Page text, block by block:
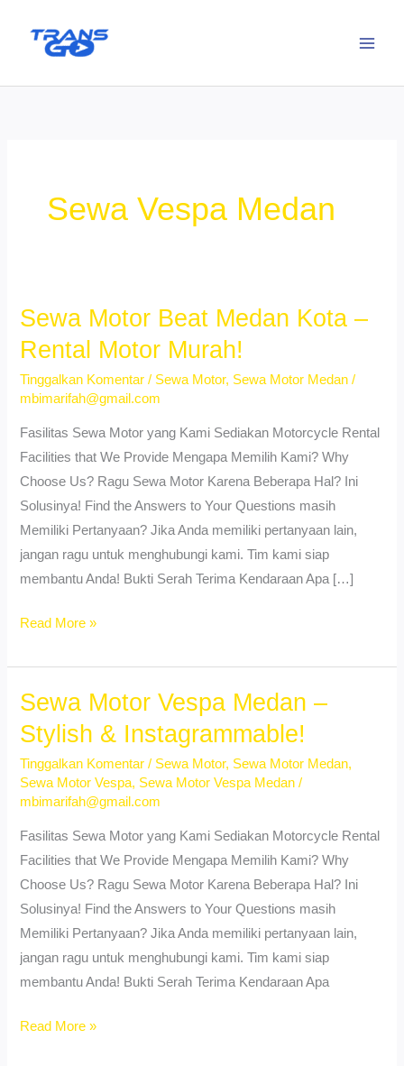
Sewa Vespa Medan
Sewa Motor Beat Medan Kota –
Rental Motor Murah!
Tinggalkan Komentar / Sewa Motor, Sewa Motor Medan /
mbimarifah@gmail.com
Fasilitas Sewa Motor yang Kami Sediakan Motorcycle Rental
Facilities that We Provide Mengapa Memilih Kami? Why
Choose Us? Ragu Sewa Motor Karena Beberapa Hal? Ini
Solusinya! Find the Answers to Your Questions masih
Memiliki Pertanyaan? Jika Anda memiliki pertanyaan lain,
jangan ragu untuk menghubungi kami. Tim kami siap
membantu Anda! Bukti Serah Terima Kendaraan Apa […]
Sewa
Beat
Medan
–
Rental
Read More »
Sewa Motor Vespa Medan –
Stylish & Instagrammable!
Tinggalkan Komentar / Sewa Motor, Sewa Motor Medan,
Sewa Motor Vespa, Sewa Motor Vespa Medan /
mbimarifah@gmail.com
Fasilitas Sewa Motor yang Kami Sediakan Motorcycle Rental
Facilities that We Provide Mengapa Memilih Kami? Why
Choose Us? Ragu Sewa Motor Karena Beberapa Hal? Ini
Solusinya! Find the Answers to Your Questions masih
Memiliki Pertanyaan? Jika Anda memiliki pertanyaan lain,
jangan ragu untuk menghubungi kami. Tim kami siap
membantu Anda! Bukti Serah Terima Kendaraan Apa
Sewa
Read More »